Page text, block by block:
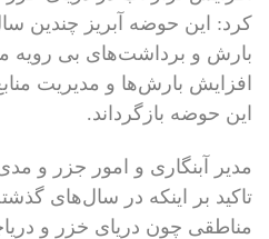
کرد: این حوضه آبریز چندین
بارش و برداشت‌های بی رویه
افزایش بارش‌ها و مدیریت
این حوضه بازگرداند.
مدیر آبنگاری و امور جزر و
تاکید بر اینکه در سال‌های
مناطقی چون دریای خزر و